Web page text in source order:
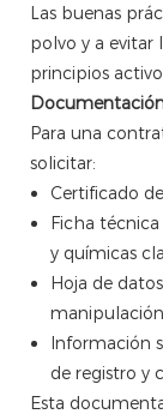
Las buenas
polvo y a evitar
principios
Para una
solicitar:
Certificado
Ficha
y químicas
Hoja de
Información
de registro y
Esta